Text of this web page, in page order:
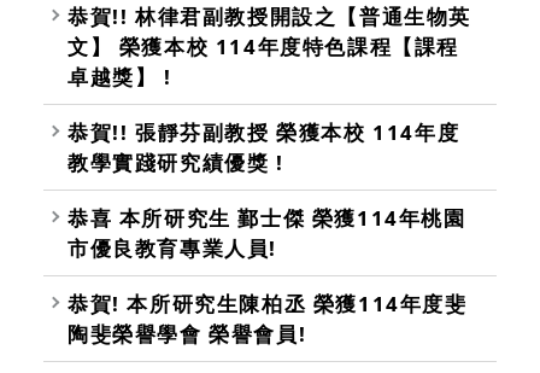
恭賀!! 林律君副教授開設之【普通生物英
文】 榮獲本校 114年度特色課程【課程
卓越獎】 !
恭賀!! 張靜芬副教授 榮獲本校 114年度
教學實踐研究績優獎 !
恭喜 本所研究生 鄞士傑 榮獲114年桃園
市優良教育專業人員!
恭賀! 本所研究生陳柏丞 榮獲114年度斐
陶斐榮譽學會 榮譽會員!